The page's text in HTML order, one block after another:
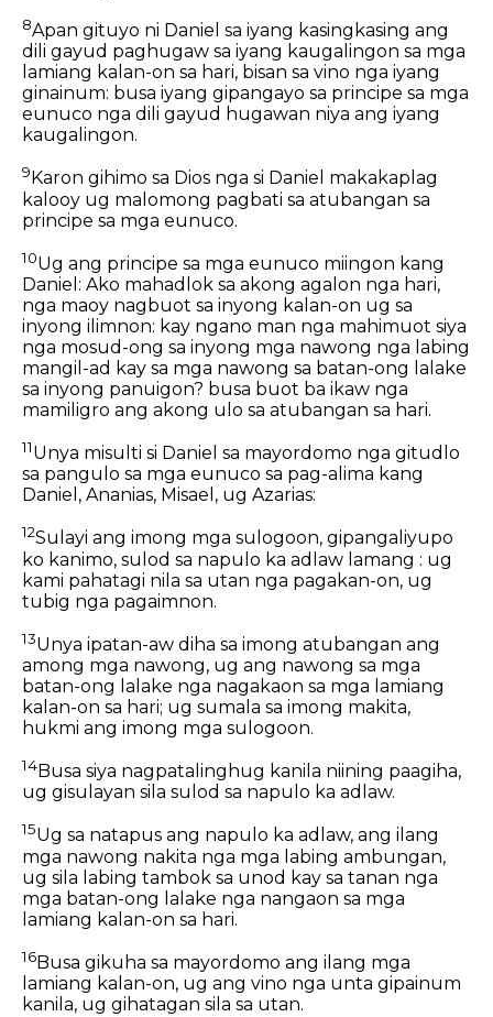
8Apan gituyo ni Daniel sa iyang kasingkasing ang
dili gayud paghugaw sa iyang kaugalingon sa mga
lamiang kalan-on sa hari, bisan sa vino nga iyang
ginainum: busa iyang gipangayo sa principe sa mga
eunuco nga dili gayud hugawan niya ang iyang
kaugalingon.
9 Karon gihimo sa Dios nga si Daniel makakaplag
kalooy ug malomong pagbati sa atubangan sa
principe sa mga eunuco.
10Ug ang principe sa mga eunuco miingon kang
Daniel: Ako mahadlok sa akong agalon nga hari,
nga maoy nagbuot sa inyong kalan-on ug sa
inyong ilimnon: kay ngano man nga mahimuot siya
nga mosud-ong sa inyong mga nawong nga labing
mangil-ad kay sa mga nawong sa batan-ong lalake
sa inyong panuigon? busa buot ba ikaw nga
mamiligro ang akong ulo sa atubangan sa hari.
11Unya misulti si Daniel sa mayordomo nga gitudlo
sa pangulo sa mga eunuco sa pag-alima kang
Daniel, Ananias, Misael, ug Azarias:
12Sulayi ang imong mga sulogoon, gipangaliyupo
ko kanimo, sulod sa napulo ka adlaw lamang : ug
kami pahatagi nila sa utan nga pagakan-on, ug
tubig nga pagaimnon.
13Unya ipatan-aw diha sa imong atubangan ang
among mga nawong, ug ang nawong sa mga
batan-ong lalake nga nagakaon sa mga lamiang
kalan-on sa hari; ug sumala sa imong makita,
hukmi ang imong mga sulogoon.
14Busa siya nagpatalinghug kanila niining paagiha,
ug gisulayan sila sulod sa napulo ka adlaw.
15Ug sa natapus ang napulo ka adlaw, ang ilang
mga nawong nakita nga mga labing ambungan,
ug sila labing tambok sa unod kay sa tanan nga
mga batan-ong lalake nga nangaon sa mga
lamiang kalan-on sa hari.
16Busa gikuha sa mayordomo ang ilang mga
lamiang kalan-on, ug ang vino nga unta gipainum
kanila, ug gihatagan sila sa utan.